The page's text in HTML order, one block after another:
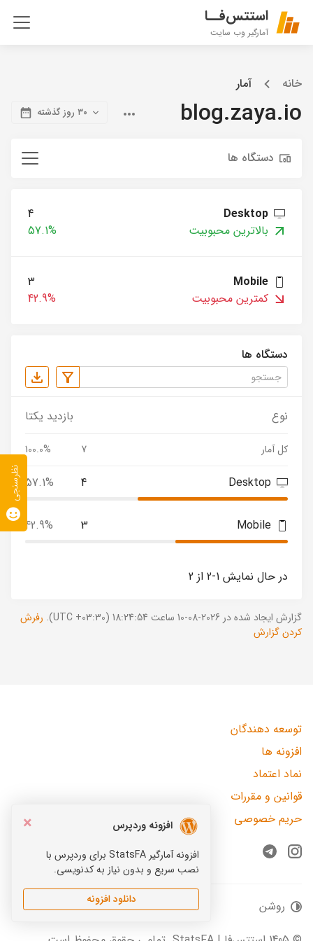
استتس‌فــا
آمارگیر وب سایت
خانه آمار
blog.zaya.io ۳۰ روز گذشته
دستگاه ها
Desktop
4
بالاترین محبوبیت
57.1%
Mobile
3
کمترین محبوبیت
42.9%
دستگاه ها
نوع بازدید یکتا
کل آمار 7
100.0%
Desktop
4
57.1%
Mobile
3
42.9%
در حال نمایش 1-2 از 2
گزارش ایجاد شده در 2026-08-10 ساعت 18:24:54 (UTC +03:30).
رفرش
کردن گزارش
×
افزونه وردپرس
افزونه آمارگیر StatsFA برای وردپرس با
نصب سریع و بدون نیاز به کدنویسی.
دانلود افزونه
توسعه دهندگان
افزونه ها
نماد اعتماد
قوانین و مقررات
حریم خصوصی
Instagram
Telegram
روشن
نظرسنجی